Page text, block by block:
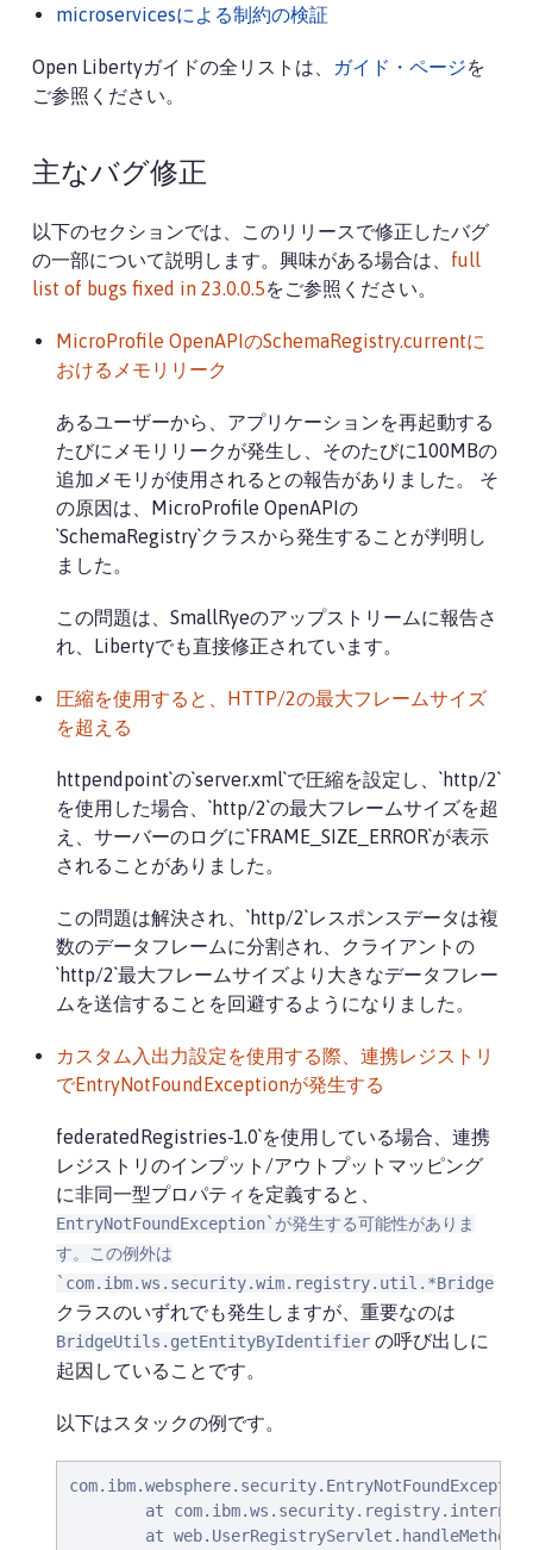
microservicesによる制約の検証
Open Libertyガイドの全リストは、 ガイド・ページを
ご参照ください。
主なバグ修正
以下のセクションでは、このリリースで修正したバグ
の一部について説明します。興味がある場合は、 full
list of bugs fixed in 23.0.0.5をご参照ください。
MicroProfile OpenAPIのSchemaRegistry.currentに
おけるメモリリーク
あるユーザーから、アプリケーションを再起動する
たびにメモリリークが発生し、そのたびに100MBの
追加メモリが使用されるとの報告がありました。 そ
の原因は、MicroProfile OpenAPIの
`SchemaRegistry`クラスから発生することが判明し
ました。
この問題は、SmallRyeのアップストリームに報告さ
れ、Libertyでも直接修正されています。
圧縮を使用すると、HTTP/2の最大フレームサイズ
を超える
httpendpoint`の`server.xml`で圧縮を設定し、`http/2`
を使用した場合、`http/2`の最大フレームサイズを超
え、サーバーのログに`FRAME_SIZE_ERROR`が表示
されることがありました。
この問題は解決され、`http/2`レスポンスデータは複
数のデータフレームに分割され、クライアントの
`http/2`最大フレームサイズより大きなデータフレー
ムを送信することを回避するようになりました。
カスタム入出力設定を使用する際、連携レジストリ
でEntryNotFoundExceptionが発生する
federatedRegistries-1.0`を使用している場合、連携
レジストリのインプット/アウトプットマッピング
に非同一型プロパティを定義すると、
EntryNotFoundException`が発生する可能性がありま
す。この例外は
`com.ibm.ws.security.wim.registry.util.*Bridge
クラスのいずれでも発生しますが、重要なのは
BridgeUtils.getEntityByIdentifier の呼び出しに
起因していることです。
以下はスタックの例です。
at
at